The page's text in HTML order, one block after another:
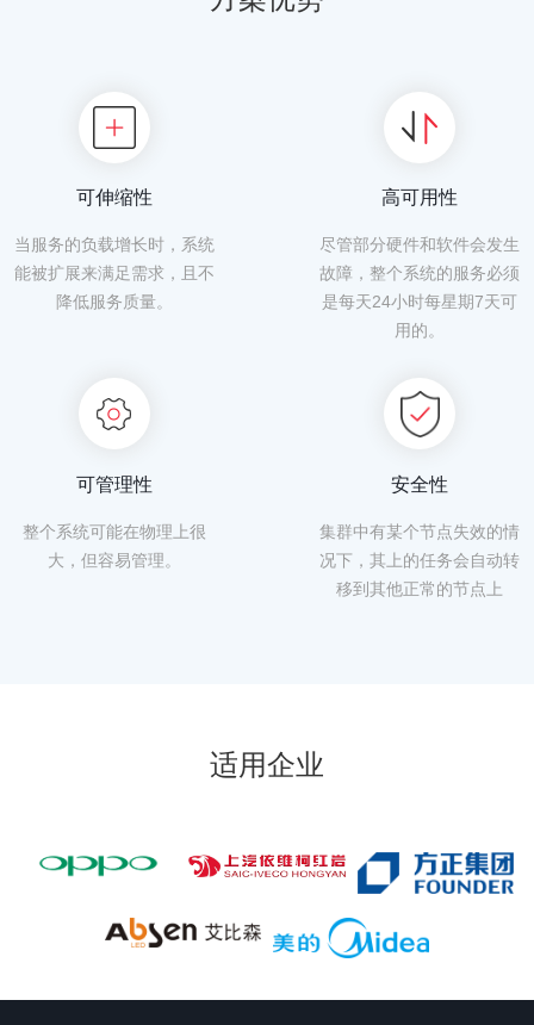
可伸缩性
当服务的负载增长时，系统
能被扩展来满足需求，且不
降低服务质量。
高可用性
尽管部分硬件和软件会发生
故障，整个系统的服务必须
是每天24小时每星期7天可
用的。
可管理性
整个系统可能在物理上很
大，但容易管理。
安全性
集群中有某个节点失效的情
况下，其上的任务会自动转
移到其他正常的节点上
适用企业